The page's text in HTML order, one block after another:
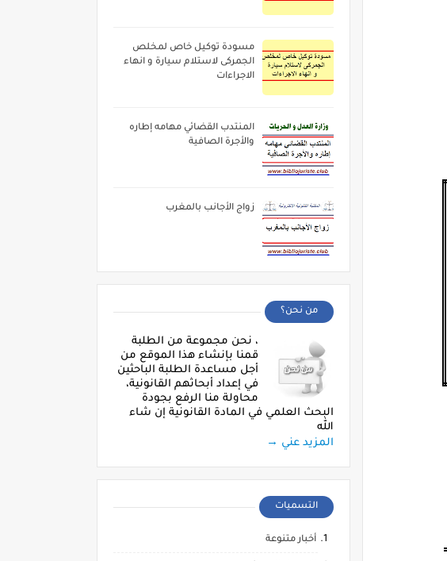
مسودة توكيل خاص لمخلص
الجمركى لاستلام سيارة و انهاء
الاجراءات
المنتدب القضائي مهامه إطاره
والأجرة الصافية
زواج الأجانب بالمغرب
من نحن؟
، نحن مجموعة من الطلبة
قمنا بإنشاء هذا الموقع من
أجل مساعدة الطلبة الباحثين
في إعداد أبحاثهم القانونية،
محاولة منا الرفع بجودة
البحث العلمي في المادة القانونية إن شاء
الله
المزيد عني →
التسميات
أخبار متنوعة